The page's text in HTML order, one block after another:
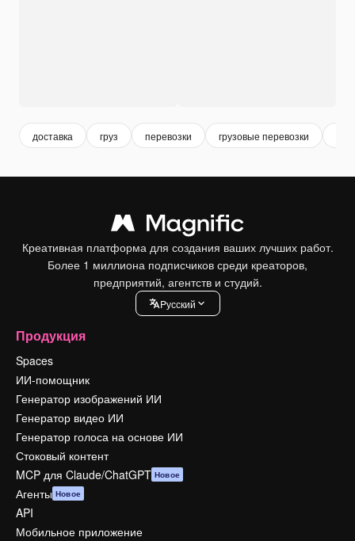
доставка груз перевозки грузовые перевозки
Креативная платформа для создания ваших лучших работ.
Более 1 миллиона подписчиков среди креаторов,
предприятий, агентств и студий.
Pусский
Продукция
Spaces
ИИ-помощник
Генератор изображений ИИ
Генератор видео ИИ
Генератор голоса на основе ИИ
Стоковый контент
MCP для Claude/ChatGPT Новое
Агенты Новое
API
Мобильное приложение